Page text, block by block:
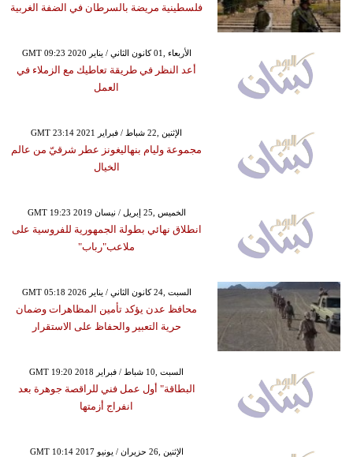
فلسطينية مريضة بالسرطان في الضفة الغربية
GMT 09:23 2020 الأربعاء ,01 كانون الثاني / يناير
أعد النظر في طريقة تعاطيك مع الزملاء في
العمل
GMT 23:14 2021 الإثنين ,22 شباط / فبراير
مجموعة وليام بنهاليغونز عطر شرقيّ من عالم
الخيال
GMT 19:23 2019 الخميس ,25 إبريل / نيسان
انطلاق نهائي بطولة الجمهورية للفروسية على
ملاعب"رباب"
GMT 05:18 2026 السبت ,24 كانون الثاني / يناير
محافظ عدن يؤكد تأمين المظاهرات وضمان
حرية التعبير والحفاظ على الاستقرار
GMT 19:20 2018 السبت ,10 شباط / فبراير
البطاقة" أول عمل فني للراقصة جوهرة بعد
انفراج أزمتها
GMT 10:14 2017 الإثنين ,26 حزيران / يونيو